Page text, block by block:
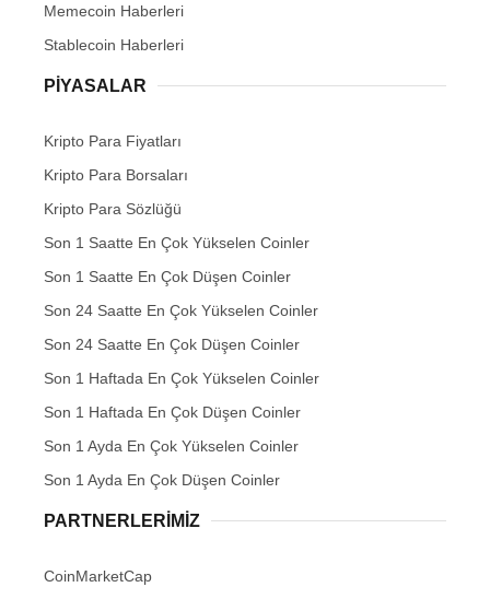
Memecoin Haberleri
Stablecoin Haberleri
PIYASALAR
Kripto Para Fiyatları
Kripto Para Borsaları
Kripto Para Sözlüğü
Son 1 Saatte En Çok Yükselen Coinler
Son 1 Saatte En Çok Düşen Coinler
Son 24 Saatte En Çok Yükselen Coinler
Son 24 Saatte En Çok Düşen Coinler
Son 1 Haftada En Çok Yükselen Coinler
Son 1 Haftada En Çok Düşen Coinler
Son 1 Ayda En Çok Yükselen Coinler
Son 1 Ayda En Çok Düşen Coinler
PARTNERLERIMIZ
CoinMarketCap